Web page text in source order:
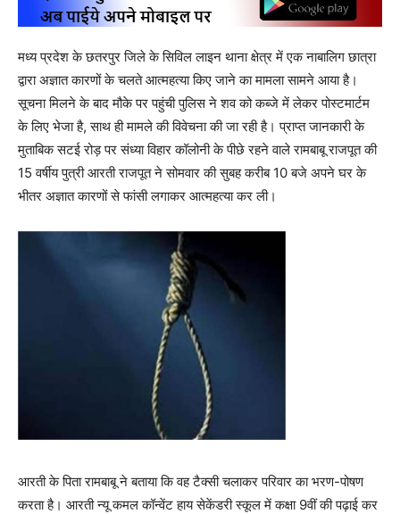
मध्य प्रदेश के छतरपुर जिले के सिविल लाइन थाना क्षेत्र में एक नाबालिग छात्रा
द्वारा अज्ञात कारणों के चलते आत्महत्या किए जाने का मामला सामने आया है।
सूचना मिलने के बाद मौके पर पहुंची पुलिस ने शव को कब्जे में लेकर पोस्टमार्टम
के लिए भेजा है, साथ ही मामले की विवेचना की जा रही है। प्राप्त जानकारी के
मुताबिक सटई रोड़ पर संध्या विहार कॉलोनी के पीछे रहने वाले रामबाबू राजपूत की
15 वर्षीय पुत्री आरती राजपूत ने सोमवार की सुबह करीब 10 बजे अपने घर के
भीतर अज्ञात कारणों से फांसी लगाकर आत्महत्या कर ली।
आरती के पिता रामबाबू ने बताया कि वह टैक्सी चलाकर परिवार का भरण-पोषण
करता है। आरती न्यू कमल कॉन्वेंट हाय सेकेंडरी स्कूल में कक्षा 9वीं की पढ़ाई कर